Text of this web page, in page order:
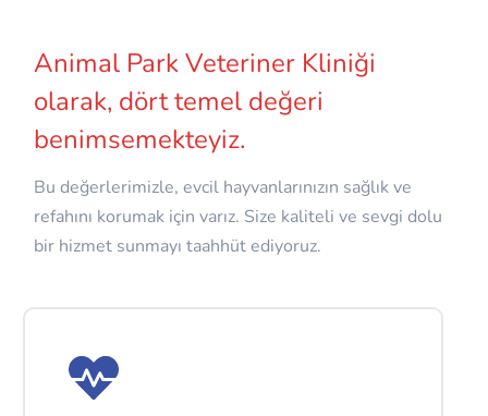
Animal Park Veteriner Kliniği
olarak, dört temel değeri
benimsemekteyiz.
Bu değerlerimizle, evcil hayvanlarınızın sağlık ve
refahını korumak için varız. Size kaliteli ve sevgi dolu
bir hizmet sunmayı taahhüt ediyoruz.